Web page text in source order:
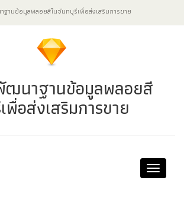
านข้อมูลพลอยสีในจันทบุรีเพื่อส่งเสริมการขาย
ฒนาฐานข้อมูลพลอยสี
อส่งเสริมการขาย
Toggle